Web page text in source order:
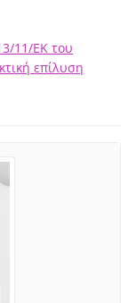
11/ΕΚ του
επίλυση